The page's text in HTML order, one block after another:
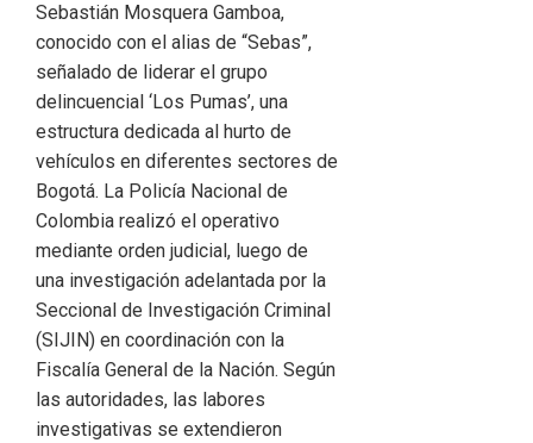
Sebastián Mosquera Gamboa,
conocido con el alias de “Sebas”,
señalado de liderar el grupo
delincuencial ‘Los Pumas’, una
estructura dedicada al hurto de
vehículos en diferentes sectores de
Bogotá. La Policía Nacional de
Colombia realizó el operativo
mediante orden judicial, luego de
una investigación adelantada por la
Seccional de Investigación Criminal
(SIJIN) en coordinación con la
Fiscalía General de la Nación. Según
las autoridades, las labores
investigativas se extendieron